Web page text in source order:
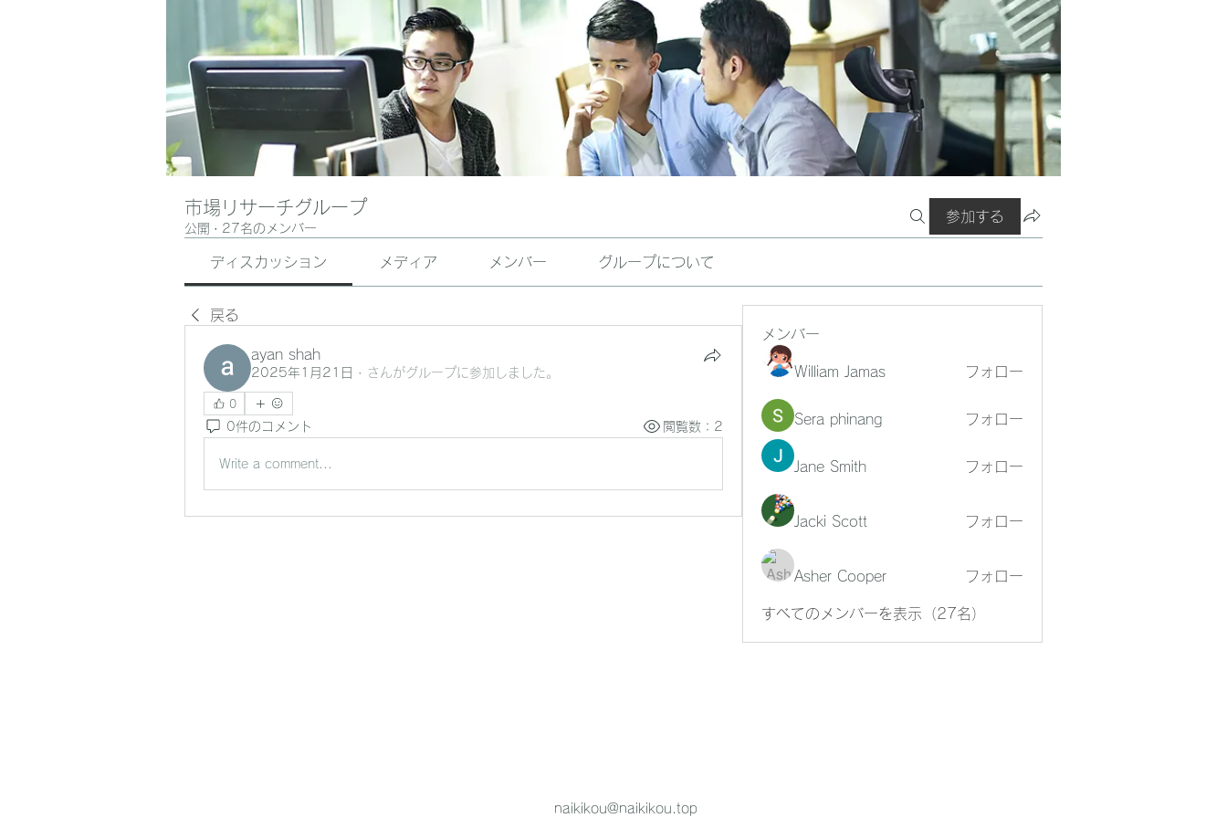
市場リサーチグループ
公開 · 27名のメンバー
参加する
ディスカッション メディア メンバー グループについて
戻る
ayan shah
2025年1月21日 · さんがグループに参加しました。
0
0件のコメント 閲覧数：2
Write a comment...
メンバー
William Jamas フォロー
Sera phinang フォロー
Jane Smith フォロー
Jacki Scott フォロー
Asher Cooper フォロー
すべてのメンバーを表示（27名）
naikikou@naikikou.top